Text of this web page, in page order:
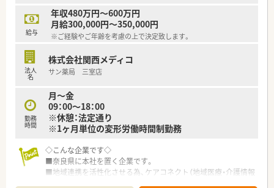
給与
年収480万円～600万円
月給300,000円～350,000円
※ご経験やご年齢を考慮の上で決定致します。
法人
名
株式会社関西メディコ
サン薬局 三室店
勤務
時間
月～金
09：00～18：00
※休憩：法定通り
※1ヶ月単位の変形労働時間制勤務
◇こんな企業です◇
■奈良県に本社を置く企業です。
■地域連携を活性化させる為、ケアコネクト（地域医療・介護情報